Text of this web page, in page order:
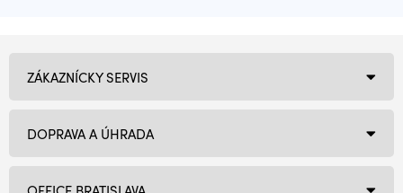
ZÁKAZNÍCKY SERVIS
DOPRAVA A ÚHRADA